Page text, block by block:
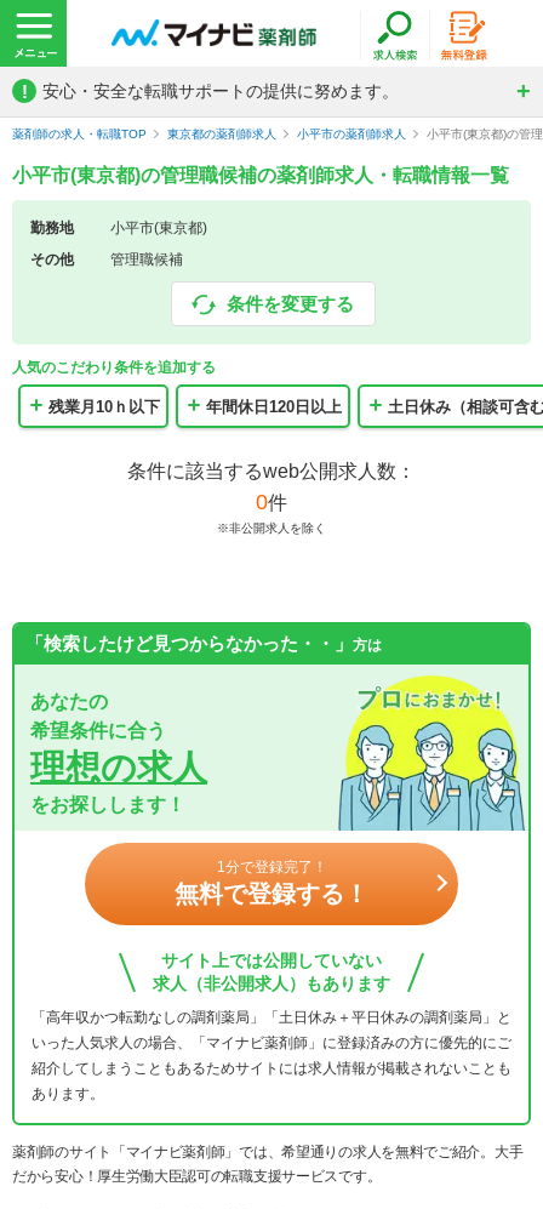
! 安心・安全な転職サポートの提供に努めます。
薬剤師の求人・転職TOP 東京都の薬剤師求人 小平市の薬剤師求人 小平市(東京都)の管
小平市(東京都)の管理職候補の薬剤師求人・転職情報一覧
勤務地
小平市(東京都)
その他
管理職候補
条件を変更する
人気のこだわり条件を追加する
残業月10ｈ以下 年間休日120日以上 土日休み（相談可含
条件に該当するweb公開求人数：
0件
※非公開求人を除く
「検索したけど見つからなかった・・」 方は
あなたの
希望条件に合う
理想の求人
をお探しします！
1分で登録完了！
無料で登録する！
サイト上では公開していない
求人（非公開求人）もあります
「高年収かつ転勤なしの調剤薬局」「土日休み＋平日休みの調剤薬局」と
いった人気求人の場合、「マイナビ薬剤師」に登録済みの方に優先的にご
紹介してしまうこともあるためサイトには求人情報が掲載されないことも
あります。
薬剤師のサイト「マイナビ薬剤師」では、希望通りの求人を無料でご紹介。大手
だから安心！厚生労働大臣認可の転職支援サービスです。